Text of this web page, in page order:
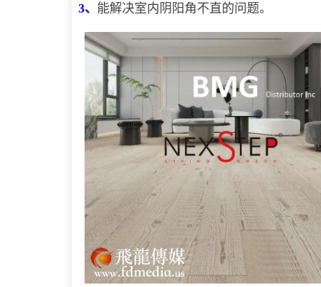
3、 能解决室内阴阳角不直的问题。